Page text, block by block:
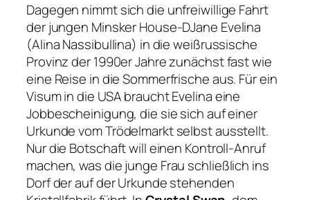
Dagegen nimmt sich die unfreiwillige Fahrt
der jungen Minsker House-DJane Evelina
(Alina Nassibullina) in die weißrussische
Provinz der 1990er Jahre zunächst fast wie
eine Reise in die Sommerfrische aus. Für ein
Visum in die USA braucht Evelina eine
Jobbescheinigung, die sie sich auf einer
Urkunde vom Trödelmarkt selbst ausstellt.
Nur die Botschaft will einen Kontroll-Anruf
machen, was die junge Frau schließlich ins
Dorf der auf der Urkunde stehenden